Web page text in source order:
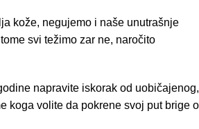
kože, negujemo i naše unutrašnje
svi težimo zar ne, naročito
napravite iskorak od uobičajenog,
koga volite da pokrene svoj put brige o